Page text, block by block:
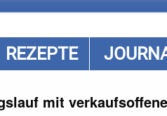
REZEPTE
mit